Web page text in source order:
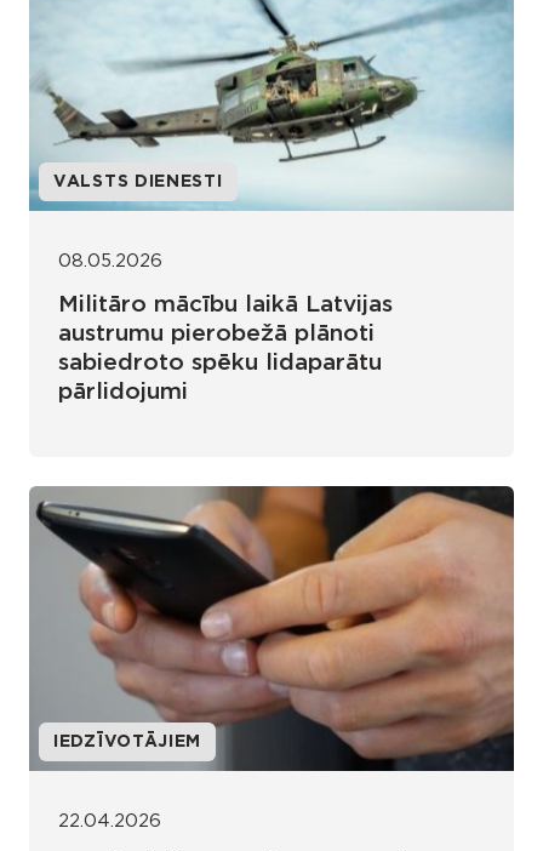
VALSTS DIENESTI
08.05.2026
Militāro mācību laikā Latvijas
austrumu pierobežā plānoti
sabiedroto spēku lidaparātu
pārlidojumi
IEDZĪVOTĀJIEM
22.04.2026